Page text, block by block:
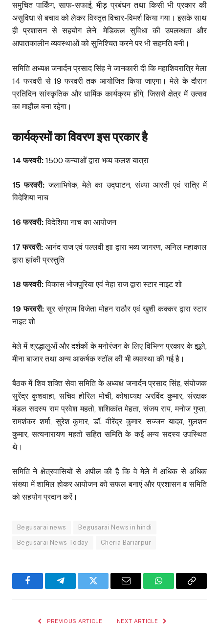
समुचित पार्किंग, साफ-सफाई, भीड़ प्रबंधन तथा किसी भी प्रकार की
असुविधा से बचाव को लेकर विस्तृत विचार-विमर्श किया गया। इसके साथ
ही प्रशासन से सहयोग लेने, मेडिकल सुविधा की उपलब्धता और
आपातकालीन व्यवस्थाओं को सुनिश्चित करने पर भी सहमति बनी।
समिति अध्यक्ष जनार्दन प्रसाद सिंह ने जानकारी दी कि महाशिवरात्रि मेला
14 फरवरी से 19 फरवरी तक आयोजित किया जाएगा। मेले के दौरान
प्रतिदिन सांस्कृतिक और धार्मिक कार्यक्रम होंगे, जिससे क्षेत्र में उत्सव
का माहौल बना रहेगा।
कार्यक्रमों का विवरण इस प्रकार है
14 फरवरी: 1500 कन्याओं द्वारा भव्य कलश यात्रा
15 फरवरी:जलाभिषेक, मेले का उद्घाटन, संध्या आरती एवं रात्रि में
विदेशिया नाच
16 फरवरी:विदेशिया नाच का आयोजन
17 फरवरी: आनंद राज एवं पल्लवी झा द्वारा भव्य जागरण, अनिल महाकाल
द्वारा झांकी प्रस्तुति
18 फरवरी:विकास भोजपुरिया एवं नेहा राज द्वारा स्टार नाइट शो
19 फरवरी:सुर संग्राम विजेता मोहन राठौर एवं खुशी कक्कर द्वारा स्टार
नाइट शो
मेले में श्रद्धालुओं और दर्शकों के मनोरंजन के लिए विभिन्न प्रकार के झूले,
मीना बाजार तथा अन्य आकर्षक स्टॉल की भी व्यवस्था की गई है।
बैठक में शिव शक्ति सेवा समिति के अध्यक्ष जनार्दन प्रसाद सिंह, संयोजक
सुरेंद्र कुशवाहा, सचिव होरिल मोची, कोषाध्यक्ष अरविंद कुमार, संरक्षक
मंडल सदस्य राम प्रवेश महतो, शशिकांत मेहता, संजय राय, मनोज गुप्ता,
रामशंकर शर्मा, सुरेश कुमार, डॉ. वीरेंद्र कुमार, सज्जन यादव, गुलशन
कुमार, सत्यनारायण महतो सहित समिति के कई अन्य सदस्य उपस्थित
थे।
समिति ने क्षेत्रवासियों से अपील की है कि वे मेले में अधिक से अधिक
संख्या में शामिल होकर आयोजन को सफल बनाएं और प्रशासन व समिति
को सहयोग प्रदान करें।
Begusarai news Begusarai News in hindi
Begusarai News Today Cheria Bariarpur
FacebookTelegramTwitter Email WhatsAppCopy
PREVIOUS ARTICLE NEXT ARTICLE